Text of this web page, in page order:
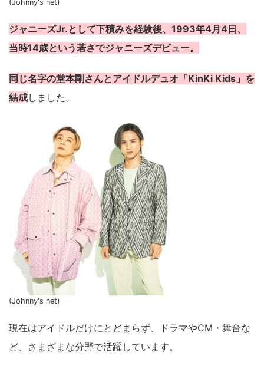
(Johnny's net)
ジャニーズJr.として下積みを経験後、1993年4月4日、
当時14歳という若さでジャニーズデビュー。
同じ名字の堂本剛さんとアイドルデュオ「KinKi Kids」を
結成しました。
(Johnny's net)
現在はアイドルだけにとどまらず、ドラマやCM・舞台な
ど、さまざまな分野で活躍しています。